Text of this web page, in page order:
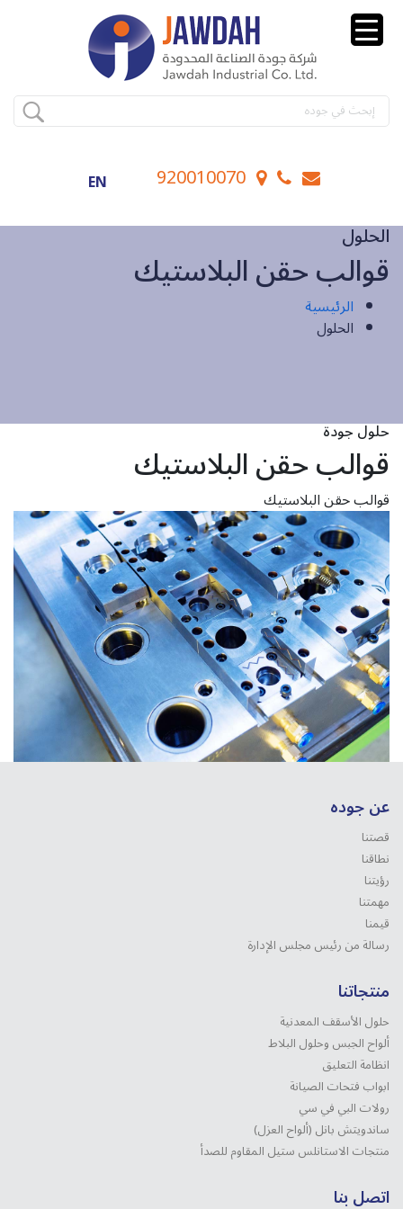
920010070
EN
الحلول
قوالب حقن البلاستيك
الرئيسية
الحلول
حلول جودة
قوالب حقن البلاستيك
قوالب حقن البلاستيك
عن جوده
قصتنا
نطاقنا
رؤيتنا
مهمتنا
قيمنا
رسالة من رئيس مجلس الإدارة
منتجاتنا
حلول الأسقف المعدنية
ألواح الجبس وحلول البلاط
انظامة التعليق
ابواب فتحات الصيانة
رولات البي في سي
ساندويتش بانل (ألواح العزل)
منتجات الاستانلس ستیل المقاوم للصدأ
اتصل بنا